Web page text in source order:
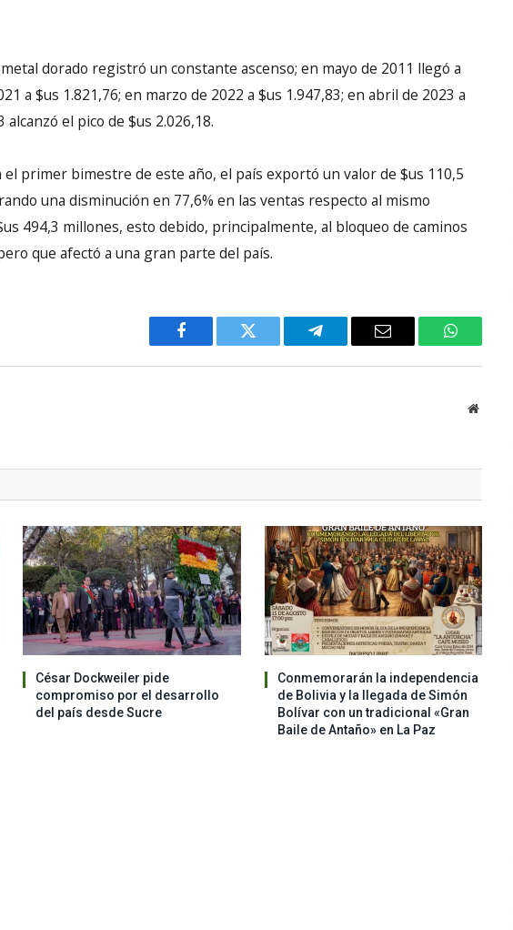
dorado registró un constante ascenso; en mayo de 2011 llegó a
a $us 1.821,76; en marzo de 2022 a $us 1.947,83; en abril de 2023 a
el pico de $us 2.026,18.
el primer bimestre de este año, el país exportó un valor de $us 110,5
una disminución en 77,6% en las ventas respecto al mismo
494,3 millones, esto debido, principalmente, al bloqueo de caminos
que afectó a una gran parte del país.
Facebook Twitter Telegram Email WhatsApp
Website
César Dockweiler pide
compromiso por el desarrollo
del país desde Sucre
Conmemorarán la independencia
de Bolivia y la llegada de Simón
Bolívar con un tradicional «Gran
Baile de Antaño» en La Paz